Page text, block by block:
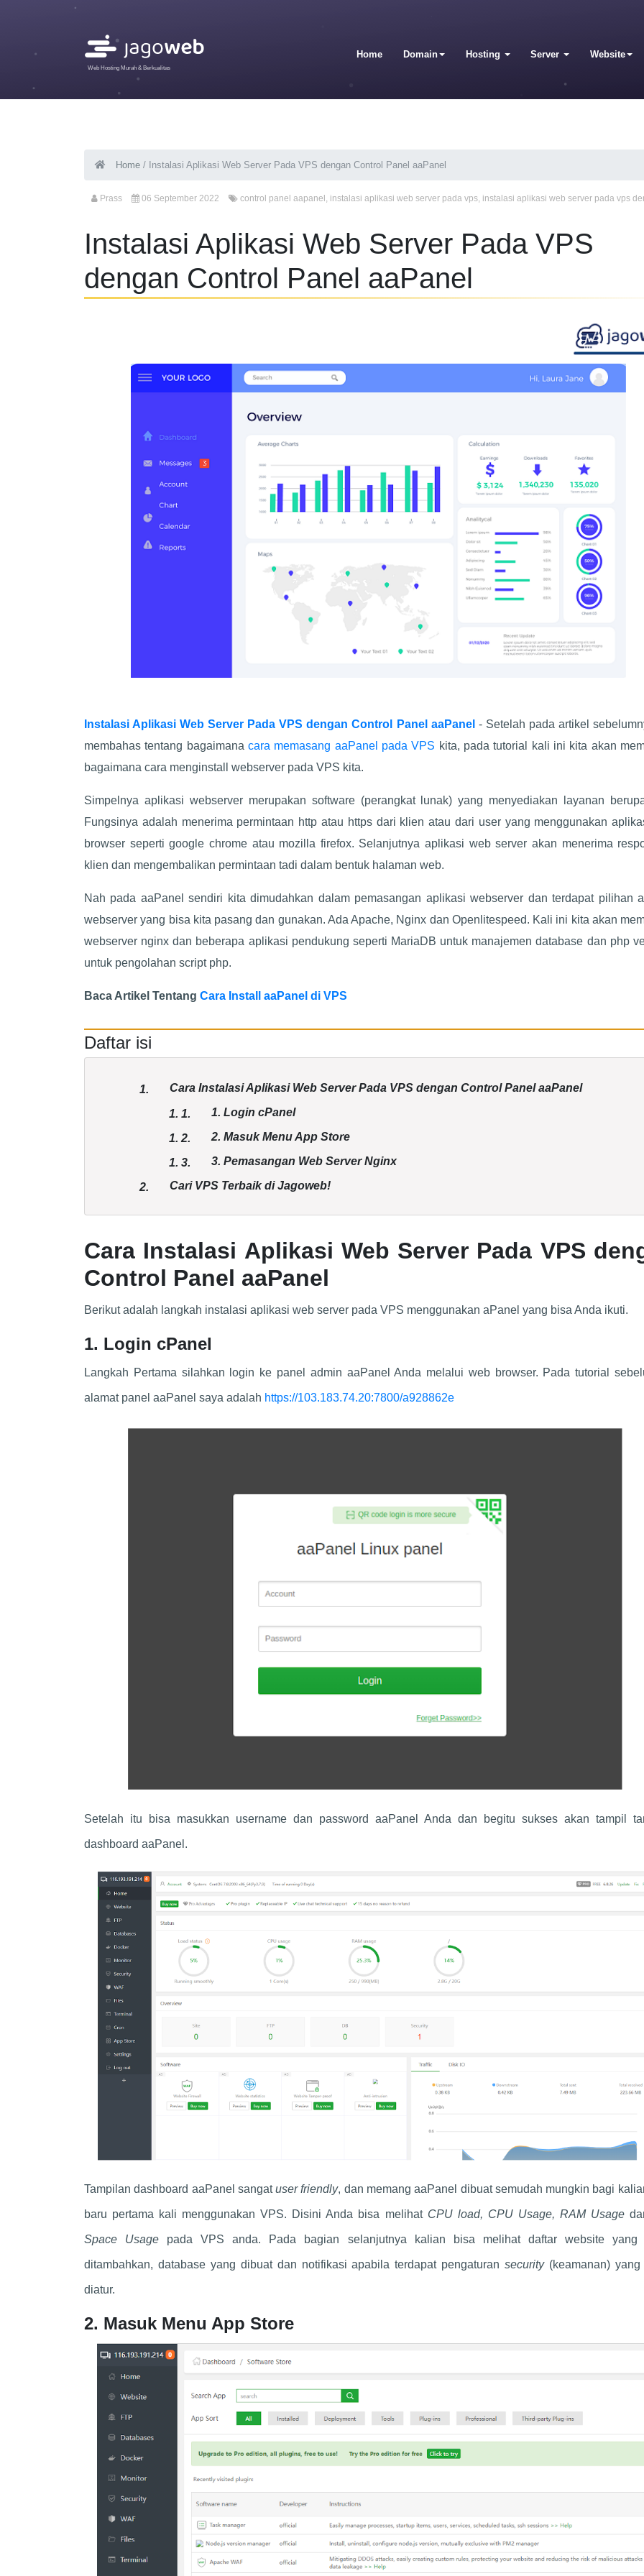
Web Hosting Murah & Berkualitas
Home Domain Hosting Server Website
Home / Instalasi Aplikasi Web Server Pada VPS dengan Control Panel aaPanel
Prass 06 September 2022 control panel aapanel , instalasi aplikasi web server pada vps, instalasi aplikasi web server pada vps
Instalasi Aplikasi Web Server Pada VPS
dengan Control Panel aaPanel
Instalasi Aplikasi Web Server Pada VPS dengan Control Panel aaPanel - Setelah pada artikel
membahas tentang bagaimana cara memasang aaPanel pada VPS kita, pada tutorial kali ini kita akan
bagaimana cara menginstall webserver pada VPS kita.
Simpelnya aplikasi webserver merupakan software (perangkat lunak) yang menyediakan layanan
Fungsinya adalah menerima permintaan http atau https dari klien atau dari user yang menggunakan
browser seperti google chrome atau mozilla firefox. Selanjutnya aplikasi web server akan menerima
klien dan mengembalikan permintaan tadi dalam bentuk halaman web.
Nah pada aaPanel sendiri kita dimudahkan dalam pemasangan aplikasi webserver dan terdapat pilihan
webserver yang bisa kita pasang dan gunakan. Ada Apache, Nginx dan Openlitespeed. Kali ini kita akan
webserver nginx dan beberapa aplikasi pendukung seperti MariaDB untuk manajemen database dan php
untuk pengolahan script php.
Baca Artikel Tentang Cara Install aaPanel di VPS
Daftar isi
1. Cara Instalasi Aplikasi Web Server Pada VPS dengan Control Panel aaPanel
1. 1. 1. Login cPanel
1. 2. 2. Masuk Menu App Store
1. 3. 3. Pemasangan Web Server Nginx
2. Cari VPS Terbaik di Jagoweb!
Cara Instalasi Aplikasi Web Server Pada VPS
Control Panel aaPanel
Berikut adalah langkah instalasi aplikasi web server pada VPS menggunakan aPanel yang bisa Anda ikuti.
1. Login cPanel
Langkah Pertama silahkan login ke panel admin aaPanel Anda melalui web browser. Pada tutorial
alamat panel aaPanel saya adalah https://103.183.74.20:7800/a928862e
Setelah itu bisa masukkan username dan password aaPanel Anda dan begitu sukses akan tampil
dashboard aaPanel.
Tampilan dashboard aaPanel sangatuser friendly, dan memang aaPanel dibuat semudah mungkin bagi
baru pertama kali menggunakan VPS. Disini Anda bisa melihat CPU load, CPU Usage, RAM Usage
Space Usage pada VPS anda. Pada bagian selanjutnya kalian bisa melihat daftar website yang
ditambahkan, database yang dibuat dan notifikasi apabila terdapat pengaturansecurity(keamanan) yang
diatur.
2. Masuk Menu App Store